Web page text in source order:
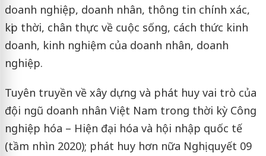
doanh nghiệp, doanh nhân, thông tin chính xác,
kịp thời, chân thực về cuộc sống, cách thức kinh
doanh, kinh nghiệm của doanh nhân, doanh
nghiệp.
Tuyên truyền về xây dựng và phát huy vai trò của
đội ngũ doanh nhân Việt Nam trong thời kỳ Công
nghiệp hóa – Hiện đại hóa và hội nhập quốc tế
(tầm nhìn 2020); phát huy hơn nữa Nghị quyết 09